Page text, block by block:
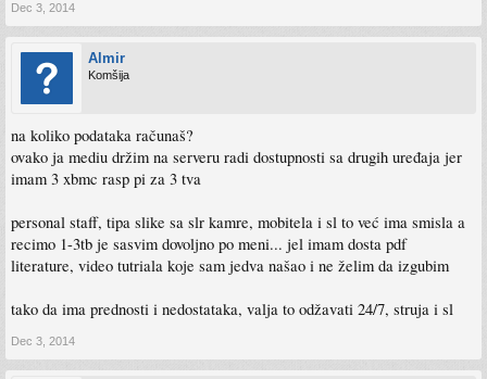
Dec 3, 2014
Almir
Komšija
na koliko podataka računaš?
ovako ja mediu držim na serveru radi dostupnosti sa drugih uređaja jer
imam 3 xbmc rasp pi za 3 tva
personal staff, tipa slike sa slr kamre, mobitela i sl to već ima smisla a
recimo 1-3tb je sasvim dovoljno po meni... jel imam dosta pdf
literature, video tutriala koje sam jedva našao i ne želim da izgubim
tako da ima prednosti i nedostataka, valja to odžavati 24/7, struja i sl
Dec 3, 2014